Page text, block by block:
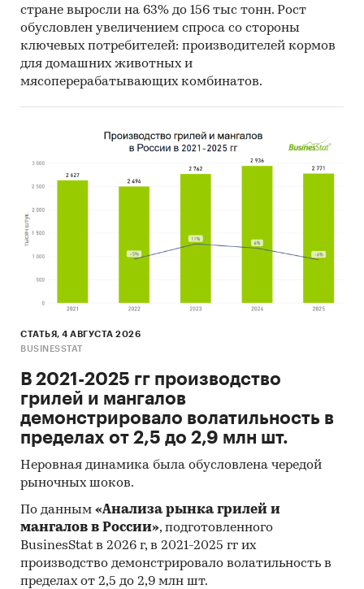
стране выросли на 63% до 156 тыс тонн. Рост
обусловлен увеличением спроса со стороны
ключевых потребителей: производителей кормов
для домашних животных и
мясоперерабатывающих комбинатов.
СТАТЬЯ, 4 АВГУСТА 2026
BUSINESSTAT
В 2021-2025 гг производство
грилей и мангалов
демонстрировало волатильность в
пределах от 2,5 до 2,9 млн шт.
Неровная динамика была обусловлена чередой
рыночных шоков.
По данным «Анализа рынка грилей и
мангалов в России», подготовленного
BusinesStat в 2026 г, в 2021-2025 гг их
производство демонстрировало волатильность в
пределах от 2,5 до 2,9 млн шт.